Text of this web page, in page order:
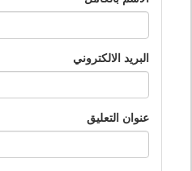
البريد الالكتروني
عنوان التعليق